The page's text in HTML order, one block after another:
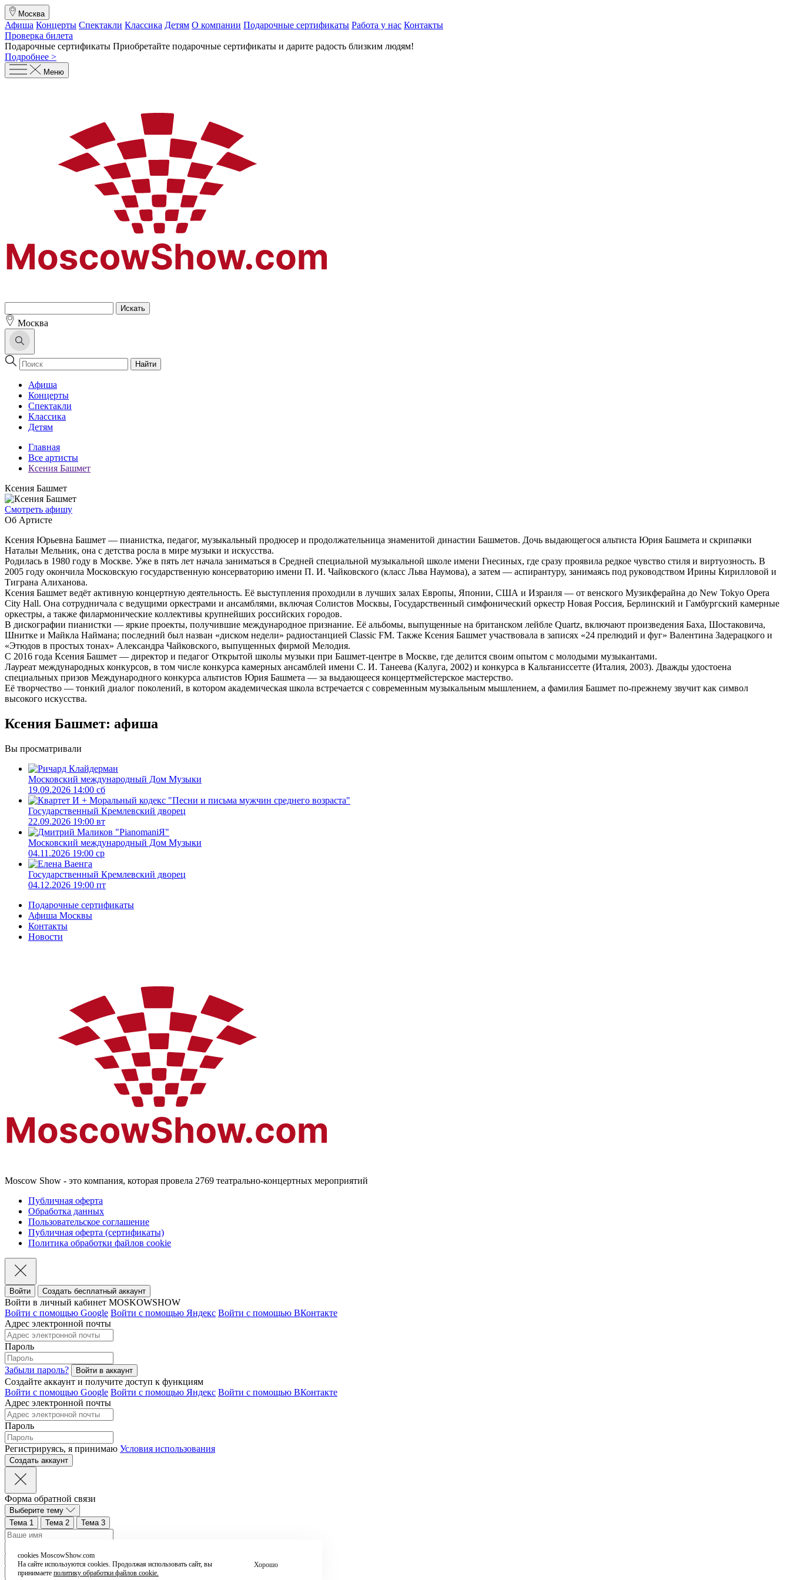
Москва
Афиша Концерты Спектакли Классика Детям О компании Подарочные сертификаты Работа у нас Контакты
Проверка билета
Подарочные сертификаты Приобретайте подарочные сертификаты и дарите радость близким людям!
Подробнее >
Меню
Москва
Найти
Афиша
Концерты
Спектакли
Классика
Детям
Главная
Все артисты
Ксения Башмет
Ксения Башмет
Cмотреть афишу
Об Артисте
Ксения Юрьевна Башмет — пианистка, педагог, музыкальный продюсер и продолжательница знаменитой династии Башметов. Дочь выдающегося альтиста Юрия Башмета и скрипачки
Натальи Мельник, она с детства росла в мире музыки и искусства.
Родилась в 1980 году в Москве. Уже в пять лет начала заниматься в Средней специальной музыкальной школе имени Гнесиных, где сразу проявила редкое чувство стиля и виртуозность. В
2005 году окончила Московскую государственную консерваторию имени П. И. Чайковского (класс Льва Наумова), а затем — аспирантуру, занимаясь под руководством Ирины Кирилловой и
Тиграна Алиханова.
Ксения Башмет ведёт активную концертную деятельность. Её выступления проходили в лучших залах Европы, Японии, США и Израиля — от венского Музикферайна до New Tokyo Opera
City Hall. Она сотрудничала с ведущими оркестрами и ансамблями, включая Солистов Москвы, Государственный симфонический оркестр Новая Россия, Берлинский и Гамбургский камерные
оркестры, а также филармонические коллективы крупнейших российских городов.
В дискографии пианистки — яркие проекты, получившие международное признание. Её альбомы, выпущенные на британском лейбле Quartz, включают произведения Баха, Шостаковича,
Шнитке и Майкла Наймана; последний был назван «диском недели» радиостанцией Classic FM. Также Ксения Башмет участвовала в записях «24 прелюдий и фуг» Валентина Задерацкого и
«Этюдов в простых тонах» Александра Чайковского, выпущенных фирмой Мелодия.
С 2016 года Ксения Башмет — директор и педагог Открытой школы музыки при Башмет-центре в Москве, где делится своим опытом с молодыми музыкантами.
Лауреат международных конкурсов, в том числе конкурса камерных ансамблей имени С. И. Танеева (Калуга, 2002) и конкурса в Кальтаниссетте (Италия, 2003). Дважды удостоена
специальных призов Международного конкурса альтистов Юрия Башмета — за выдающееся концертмейстерское мастерство.
Её творчество — тонкий диалог поколений, в котором академическая школа встречается с современным музыкальным мышлением, а фамилия Башмет по-прежнему звучит как символ
высокого искусства.
Ксения Башмет: афиша
Вы просматривали
Московский международный Дом Музыки
19.09.2026 14:00 сб
Государственный Кремлевский дворец
22.09.2026 19:00 вт
Московский международный Дом Музыки
04.11.2026 19:00 ср
Государственный Кремлевский дворец
04.12.2026 19:00 пт
Подарочные сертификаты
Афиша Москвы
Контакты
Новости
Moscow Show - это компания, которая провела 2769 театрально-концертных мероприятий
Публичная оферта
Обработка данных
Пользовательское соглашение
Публичная оферта (сертификаты)
Политика обработки файлов cookie
Войти Создать бесплатный аккаунт
Войти в личный кабинет MOSKOWSHOW
Войти с помощью Google Войти с помощью Яндекс Войти с помощью ВКонтакте
Адрес электронной почты
Пароль
Забыли пароль?
Создайте аккаунт и получите доступ к функциям
Войти с помощью Google Войти с помощью Яндекс Войти с помощью ВКонтакте
Адрес электронной почты
Пароль
Регистрируясь, я принимаю Условия использования
Форма обратной связи
Выберите тему
Тема 1
Тема 2 Тема 3
cookies MoscowShow.com
На сайте используются cookies. Продолжая использовать сайт, вы
принимаете политику обработки файлов cookie.
Хорошо